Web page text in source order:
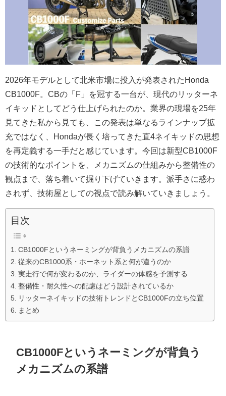
2026年モデルとして北米市場に投入が発表されたHonda
CB1000F。CBの「F」を冠する一台が、現代のリッターネ
イキッドとしてどう仕上げられたのか。業界の現場を25年
見てきた私から見ても、この発表は単なるラインナップ拡
充ではなく、Hondaが長く培ってきた直4ネイキッドの思想
を再定義する一手だと感じています。今回は新型CB1000F
の技術的なポイントを、メカニズムの仕組みから整備性の
観点まで、落ち着いて掘り下げていきます。派手さに惑わ
されず、技術屋としての視点で読み解いていきましょう。
目次
CB1000Fというネーミングが背負うメカニズムの系譜
従来のCB1000系・ホーネット系と何が違うのか
実走行で何が変わるのか、ライダーの体感を予測する
整備性・耐久性への配慮はどう設計されているか
リッターネイキッドの技術トレンドとCB1000Fの立ち位置
まとめ
CB1000Fというネーミングが背負う
メカニズムの系譜